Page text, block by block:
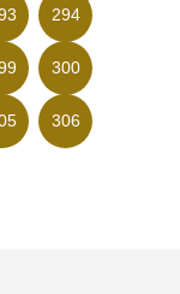
294
300
306